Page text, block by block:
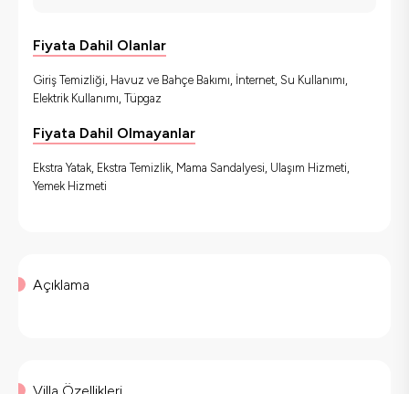
Fiyata Dahil Olanlar
Giriş Temizliği, Havuz ve Bahçe Bakımı, İnternet, Su Kullanımı,
Elektrik Kullanımı, Tüpgaz
Fiyata Dahil Olmayanlar
Ekstra Yatak, Ekstra Temizlik, Mama Sandalyesi, Ulaşım Hizmeti,
Yemek Hizmeti
Açıklama